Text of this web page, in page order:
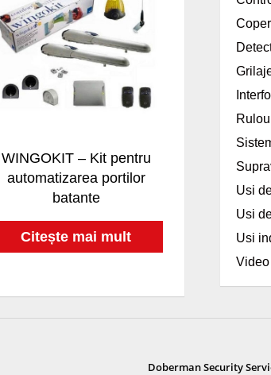
WINGOKIT – Kit pentru
automatizarea portilor
batante
Citește mai mult
Usi
Usi
Usi
Doberman Security